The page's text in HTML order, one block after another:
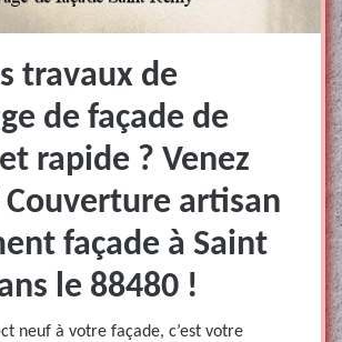
travaux de
de façade de
rapide ? Venez
Couverture artisan
façade à Saint
le 88480 !
neuf à votre façade, c’est votre